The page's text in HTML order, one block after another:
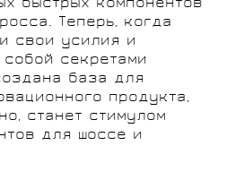
быстрых компонентов
Теперь, когда
свои усилия и
секретами
база для
продукта,
станет стимулом
для шоссе и